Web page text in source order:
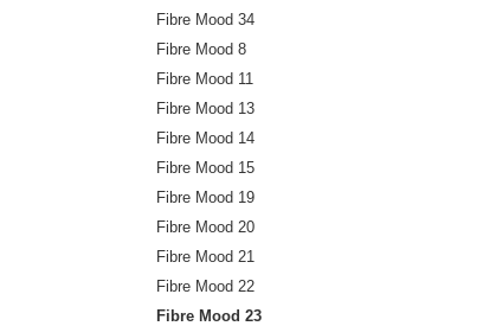
Fibre Mood 34
Fibre Mood 8
Fibre Mood 11
Fibre Mood 13
Fibre Mood 14
Fibre Mood 15
Fibre Mood 19
Fibre Mood 20
Fibre Mood 21
Fibre Mood 22
Fibre Mood 23